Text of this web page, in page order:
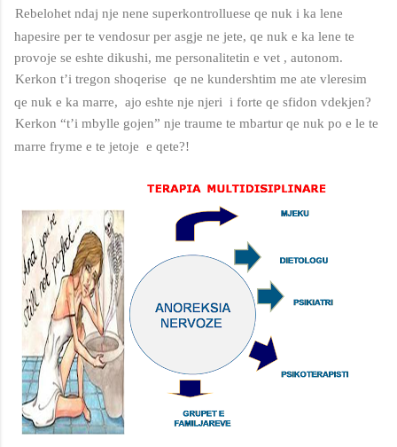
Rebelohet ndaj nje nene superkontrolluese qe nuk i ka lene
hapesire per te vendosur per asgje ne jete, qe nuk e ka lene te
provoje se eshte dikushi, me personalitetin e vet , autonom.
Kerkon t’i tregon shoqerise qe ne kundershtim me ate vleresim
qe nuk e ka marre, ajo eshte nje njeri i forte qe sfidon vdekjen?
Kerkon “t’i mbylle gojen” nje traume te mbartur qe nuk po e le te
marre fryme e te jetoje e qete?!